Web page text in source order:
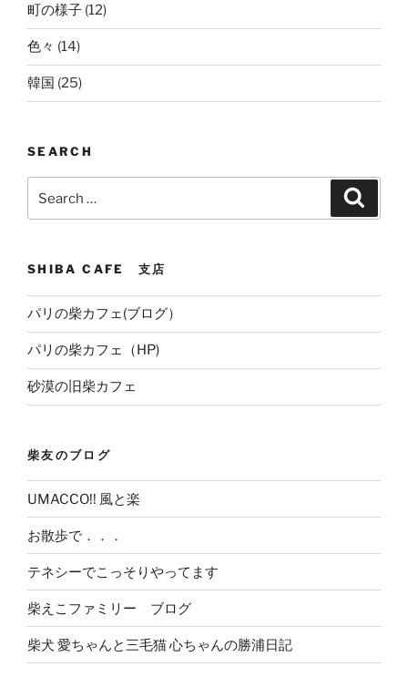
町の様子 (12)
色々 (14)
韓国 (25)
SEARCH
SHIBA CAFE 支店
パリの柴カフェ(ブログ）
パリの柴カフェ（HP)
砂漠の旧柴カフェ
柴友のブログ
UMACCO!! 風と楽
お散歩で．．．
テネシーでこっそりやってます
柴えこファミリー ブログ
柴犬 愛ちゃんと三毛猫 心ちゃんの勝浦日記